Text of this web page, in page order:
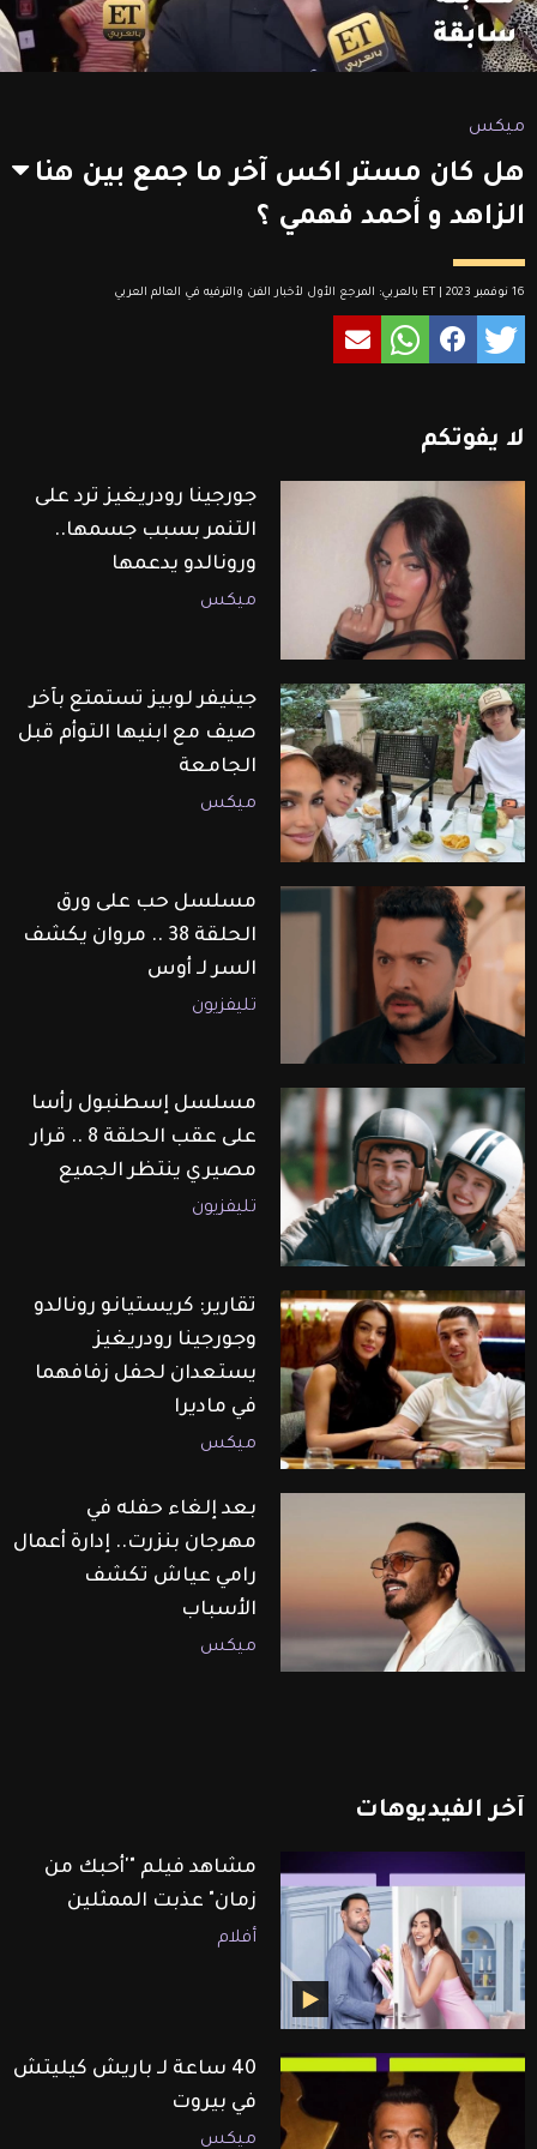
ميكس
هل كان مستر اكس آخر ما جمع بين هنا
الزاهد و أحمد فهمي ؟
16 نوفمبر 2023 | ET بالعربي: المرجع الأول لأخبار الفن والترفيه في العالم العربي
لا يفوتكم
جورجينا رودريغيز ترد على
التنمر بسبب جسمها..
ورونالدو يدعمها
ميكس
جينيفر لوبيز تستمتع بآخر
صيف مع ابنيها التوأم قبل
الجامعة
ميكس
مسلسل حب على ورق
الحلقة 38 .. مروان يكشف
السر لـ أوس
تليفزيون
مسلسل إسطنبول رأسا
على عقب الحلقة 8 .. قرار
مصيري ينتظر الجميع
تليفزيون
تقارير: كريستيانو رونالدو
وجورجينا رودريغيز
يستعدان لحفل زفافهما
في ماديرا
ميكس
بعد إلغاء حفله في
مهرجان بنزرت.. إدارة أعمال
رامي عياش تكشف
الأسباب
ميكس
آخر الفيديوهات
مشاهد فيلم "'أحبك من
زمان" عذبت الممثلين
أفلام
40 ساعة لـ باريش كيليتش
في بيروت
ميكس